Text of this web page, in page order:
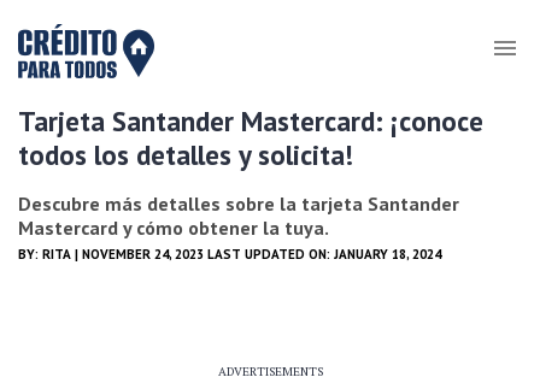
Tarjeta Santander Mastercard: ¡conoce
todos los detalles y solicita!
Descubre más detalles sobre la tarjeta Santander
Mastercard y cómo obtener la tuya.
BY: RITA | NOVEMBER 24, 2023 LAST UPDATED ON: JANUARY 18, 2024
ADVERTISEMENTS